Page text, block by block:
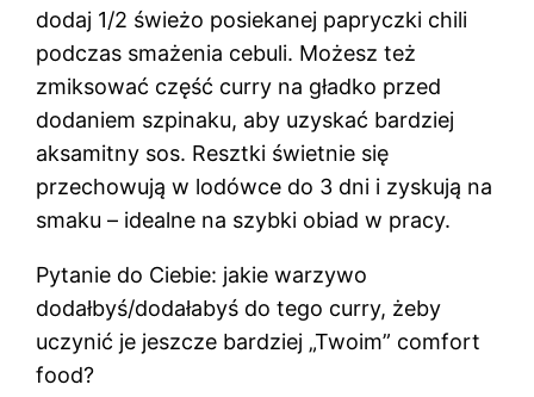
dodaj 1/2 świeżo posiekanej papryczki chili
podczas smażenia cebuli. Możesz też
zmiksować część curry na gładko przed
dodaniem szpinaku, aby uzyskać bardziej
aksamitny sos. Resztki świetnie się
przechowują w lodówce do 3 dni i zyskują na
smaku – idealne na szybki obiad w pracy.
Pytanie do Ciebie: jakie warzywo
dodałbyś/dodałabyś do tego curry, żeby
uczynić je jeszcze bardziej „Twoim” comfort
food?